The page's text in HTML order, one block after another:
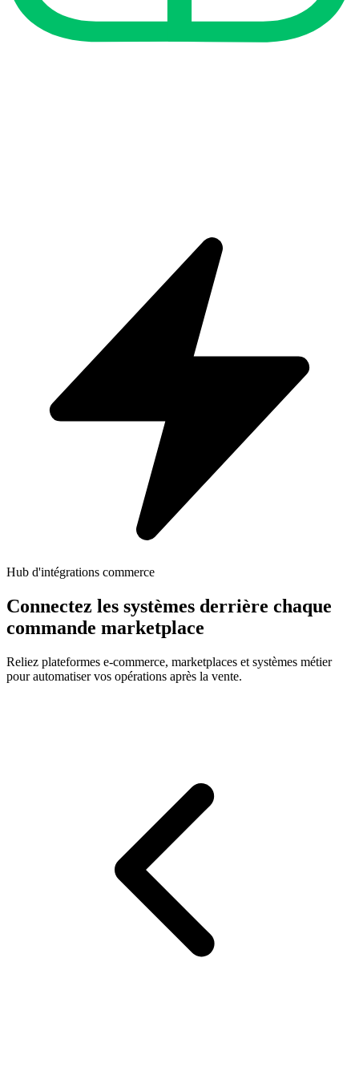
Hub d'intégrations commerce
Connectez les systèmes derrière chaque
commande marketplace
Reliez plateformes e-commerce, marketplaces et systèmes métier
pour automatiser vos opérations après la vente.